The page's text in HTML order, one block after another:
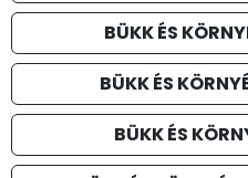
BÜKK ÉS
BÜKK ÉS
BÜKK ÉS